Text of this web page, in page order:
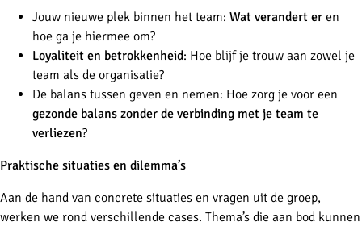
Jouw nieuwe plek binnen het team: Wat verandert er en
hoe ga je hiermee om?
Loyaliteit en betrokkenheid: Hoe blijf je trouw aan zowel je
team als de organisatie?
De balans tussen geven en nemen: Hoe zorg je voor een
gezonde balans zonder de verbinding met je team te
verliezen?
Praktische situaties en dilemma’s
Aan de hand van concrete situaties en vragen uit de groep,
werken we rond verschillende cases. Thema’s die aan bod kunnen